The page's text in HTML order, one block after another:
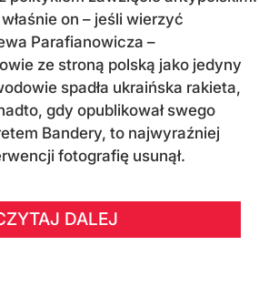
on – jeśli wierzyć
Parafianowicza –
ze stroną polską jako jedyny
spadła ukraińska rakieta,
gdy opublikował swego
Bandery, to najwyraźniej
fotografię usunął.
DALEJ